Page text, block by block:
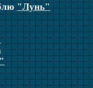
"Лунь"